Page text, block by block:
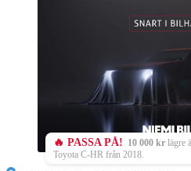
🔥 PASSA PÅ! 10 000 kr lägre
Toyota C-HR från 2018.